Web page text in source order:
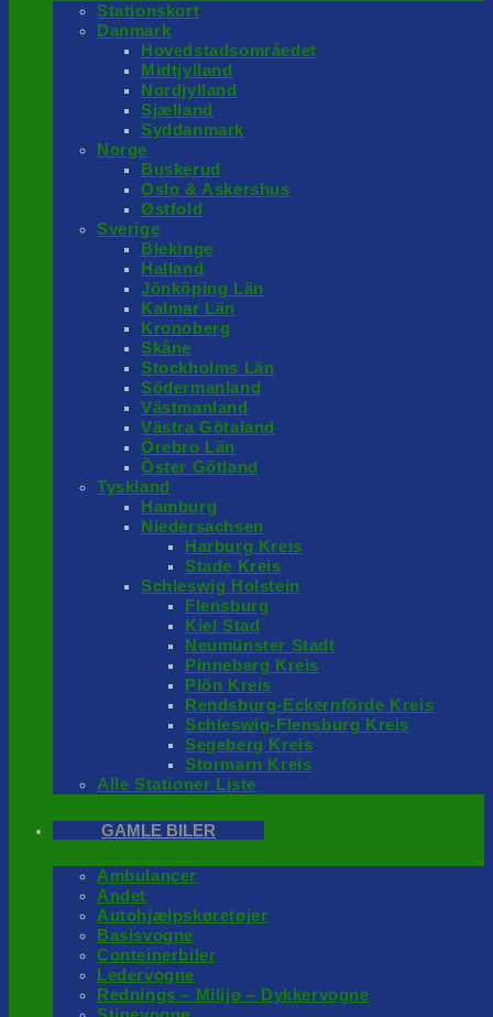
Stationskort
Danmark
Hovedstadsområedet
Midtjylland
Nordjylland
Sjælland
Syddanmark
Norge
Buskerud
Oslo & Askershus
Østfold
Sverige
Blekinge
Halland
Jönköping Län
Kalmar Län
Kronoberg
Skåne
Stockholms Län
Södermanland
Västmanland
Västra Götaland
Örebro Län
Öster Götland
Tyskland
Hamburg
Niedersachsen
Harburg Kreis
Stade Kreis
Schleswig Holstein
Flensburg
Kiel Stad
Neumünster Stadt
Pinneberg Kreis
Plön Kreis
Rendsburg-Eckernförde Kreis
Schleswig-Flensburg Kreis
Segeberg Kreis
Stormarn Kreis
Alle Stationer Liste
GAMLE BILER
Ambulancer
Andet
Autohjælpskøretøjer
Basisvogne
Conteinerbiler
Ledervogne
Rednings – Milijø – Dykkervogne